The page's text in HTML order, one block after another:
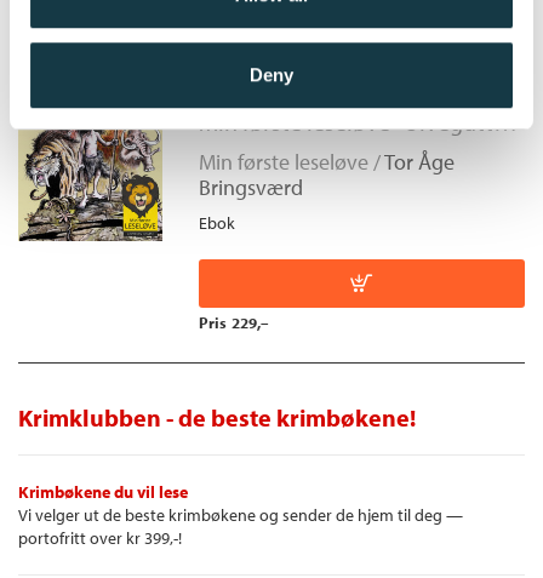
Deny
Ulvegutten
Min første leseløve- Ulvegutten Tal - bok 1
Min første leseløve /Tor Åge
Bringsværd
Ebok
Pris 229,–
Krimklubben - de beste krimbøkene!
Krimbøkene du vil lese
Vi velger ut de beste krimbøkene og sender de hjem til deg —
portofritt over kr 399,-!